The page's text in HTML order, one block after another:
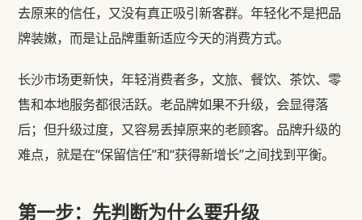
去原来的信任，又没有真正吸引新客群。年轻化不是把品
牌装嫩，而是让品牌重新适应今天的消费方式。
长沙市场更新快，年轻消费者多，文旅、餐饮、茶饮、零
售和本地服务都很活跃。老品牌如果不升级，会显得落
后；但升级过度，又容易丢掉原来的老顾客。品牌升级的
难点，就是在“保留信任”和“获得新增长”之间找到平衡。
第一步：先判断为什么要升级